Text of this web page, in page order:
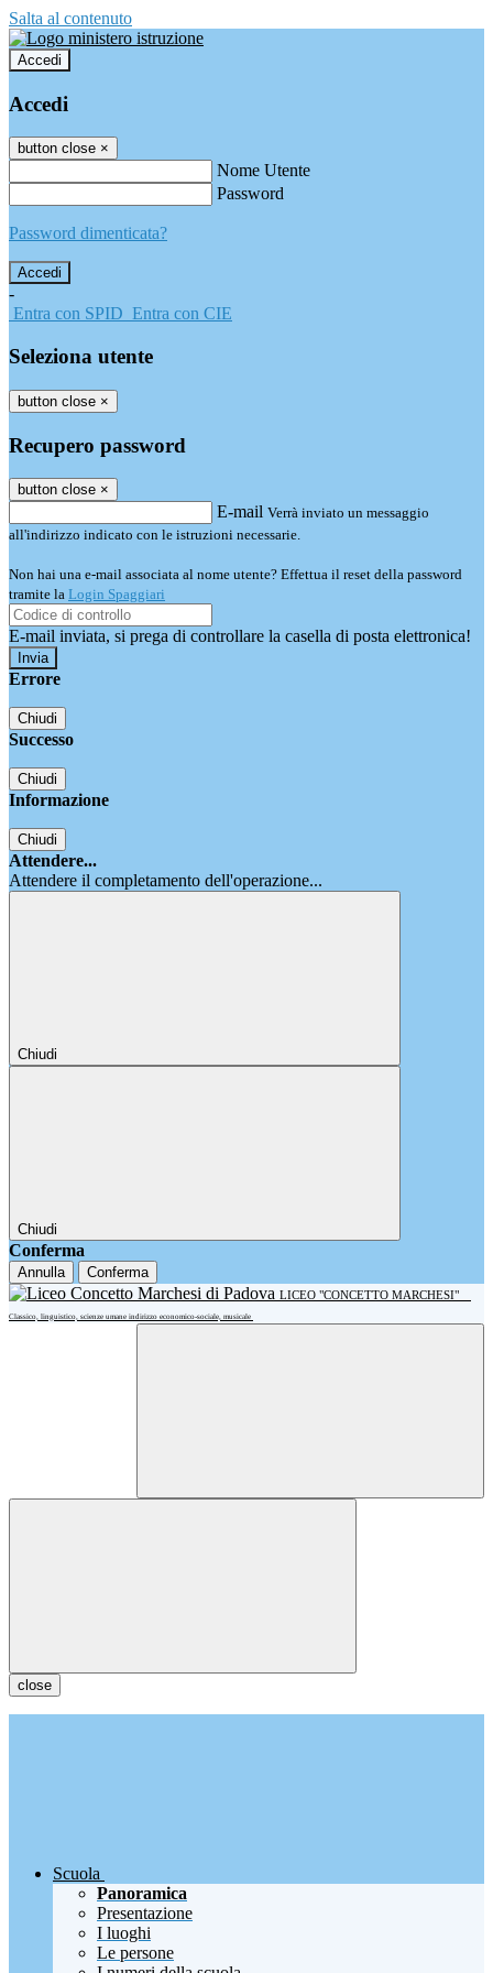
Salta al contenuto
Accedi
Accedi
button close ×
Nome Utente
Password
Password dimenticata?
-
Entra con SPID Entra con CIE
Seleziona utente
button close ×
Recupero password
button close ×
E-mail Verrà inviato un messaggio
all'indirizzo indicato con le istruzioni necessarie.
Non hai una e-mail associata al nome utente? Effettua il reset della password
tramite la Login Spaggiari
E-mail inviata, si prega di controllare la casella di posta elettronica!
Errore
Chiudi
Successo
Chiudi
Informazione
Chiudi
Attendere...
Attendere il completamento dell'operazione...
Chiudi
Chiudi
Conferma
Annulla Conferma
LICEO "CONCETTO MARCHESI"
Classico, linguistico, scienze umane indirizzo economico-sociale, musicale
close
Scuola
Panoramica
Presentazione
I luoghi
Le persone